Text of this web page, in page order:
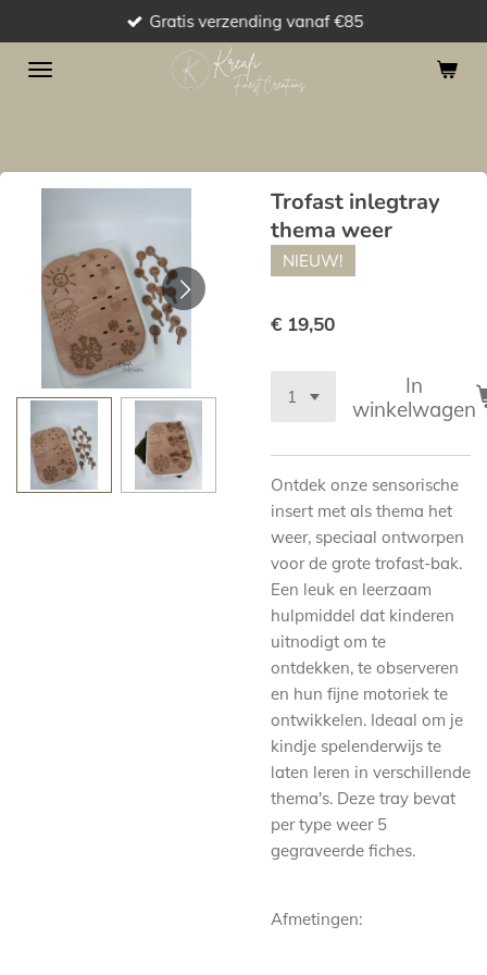
direct
naar
Gratis verzending vanaf €85
Trofast inlegtray
thema weer
NIEUW!
€ 19,50
In
winkelwagen
Ontdek onze sensorische
insert met als thema het
weer, speciaal ontworpen
voor de grote trofast-bak.
Een leuk en leerzaam
hulpmiddel dat kinderen
uitnodigt om te
ontdekken, te observeren
en hun fijne motoriek te
ontwikkelen. Ideaal om je
kindje spelenderwijs te
laten leren in verschillende
thema's. Deze tray bevat
per type weer 5
gegraveerde fiches.
Afmetingen: